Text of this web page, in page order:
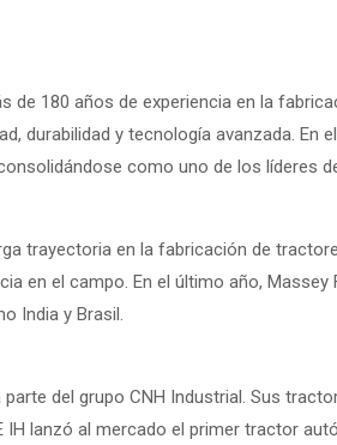
de 180 años de experiencia en la
durabilidad y tecnología avanzada. En
como uno de los líderes
trayectoria en la fabricación de
en el campo. En el último año, Massey
India y Brasil.
del grupo CNH Industrial. Sus
IH lanzó al mercado el primer tractor